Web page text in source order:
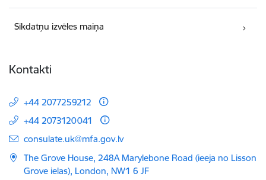
Sīkdatņu izvēles maiņa
Kontakti
+44 2077259212
+44 2073120041
E-pasts:
consulate.uk@mfa.gov.lv
The Grove House, 248A Marylebone Road (ieeja no Lisson
Grove ielas), London, NW1 6 JF